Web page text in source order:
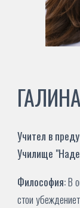
Учител в
Училище "
Философия:В
стои